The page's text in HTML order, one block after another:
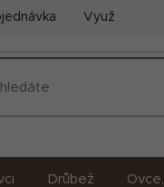
Využití
Drůbež